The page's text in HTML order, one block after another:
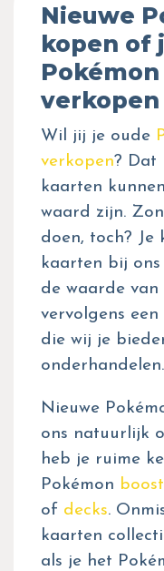
Nieuwe
kopen of
verkopen
Wil jij je oude
verkopen? Dat
kaarten
waard zijn.
doen, toch? Je
kaarten bij
de waarde
vervolgens
die wij je
onderhandelen.
Nieuwe
ons natuurlijk
heb je ruime
Pokémon
of decks.
kaarten
als je het